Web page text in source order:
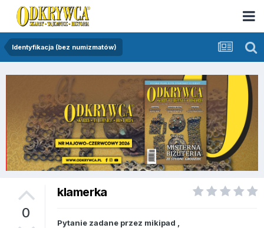
Identyfikacja (bez numizmatów)
0
klamerka
Pytanie zadane przez mikipad